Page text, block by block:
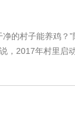
的村子能养鸡？”
，2017年村里启动